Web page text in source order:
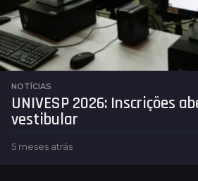
s
NOTÍCIAS
UNIVESP 2026: Inscrições
vestibular
5 meses atrás